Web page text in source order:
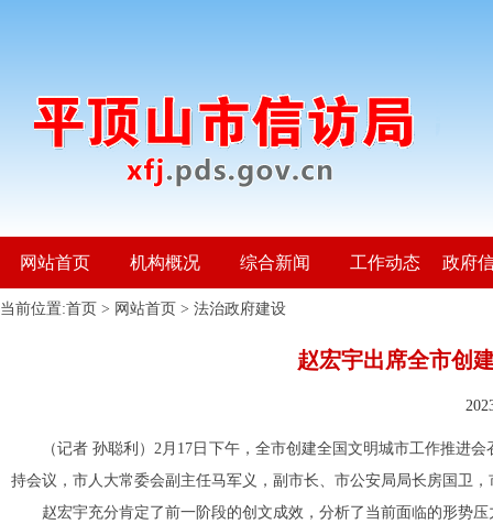
网站首页 机构概况 综合新闻 工作动态 政府
当前位置:首页 > 网站首页 > 法治政府建设
赵宏宇出席全市创
（记者 孙聪利）2月17日下午，全市创建全国文明城市工作推进
持会议，市人大常委会副主任马军义，副市长、市公安局局长房国卫
赵宏宇充分肯定了前一阶段的创文成效，分析了当前面临的形势